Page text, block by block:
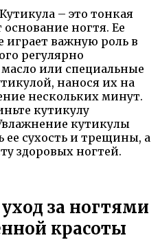
Кутикула – это тонкая
ногтя. Ее
играет важную роль в
регулярно
или специальные
нанося их на
нескольких минут.
кутикулу
кутикулы
сухость и трещины, а
здоровых ногтей.
за ногтями
красоты